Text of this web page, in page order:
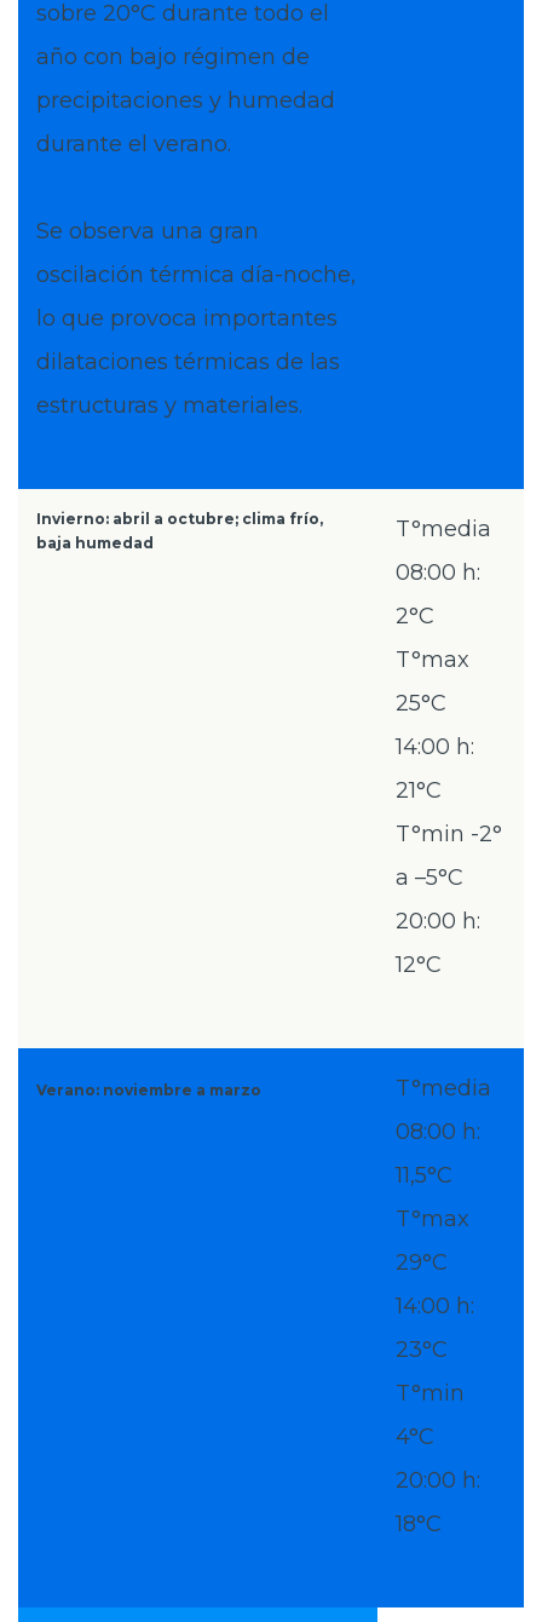
sobre 20°C durante todo el
año con bajo régimen de
precipitaciones y humedad
durante el verano.
Se observa una gran
oscilación térmica día-noche,
lo que provoca importantes
dilataciones térmicas de las
estructuras y materiales.
Invierno: abril a octubre; clima frío,
baja humedad
T°media
08:00 h:
2°C
T°max
25°C
14:00 h:
21°C
T°min -2°
a –5°C
20:00 h:
12°C
Verano: noviembre a marzo
T°media
08:00 h:
11,5°C
T°max
29°C
14:00 h:
23°C
T°min
4°C
20:00 h:
18°C